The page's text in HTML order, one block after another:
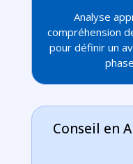
Analyse
compréhension
pour définir un
Conseil en